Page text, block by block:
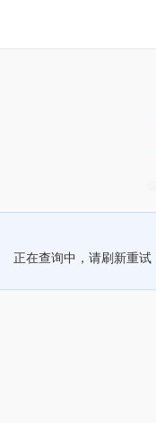
正在查询中，请刷新重试